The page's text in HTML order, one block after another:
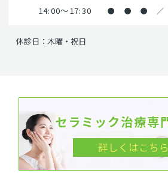
14:00～17:30 ● ● ● ／
休診日：木曜・祝日
セラミック治療専
詳しくはこちら